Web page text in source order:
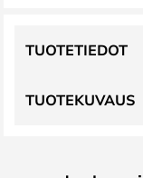
TUOTEKUVAUS
TUOTETIEDOT